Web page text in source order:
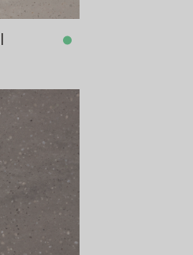
på lager